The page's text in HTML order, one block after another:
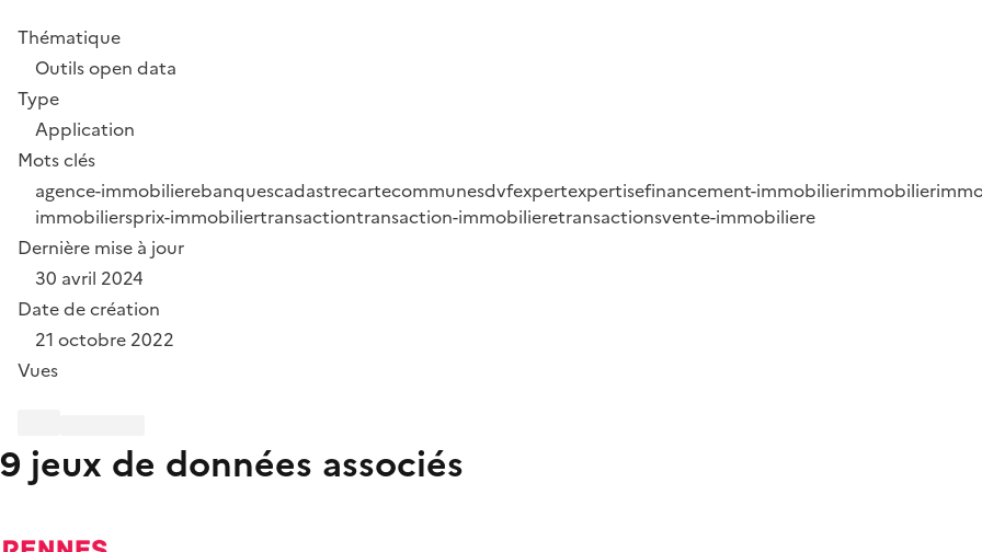
Thématique
Outils open data
Type
Application
Mots clés
agence-immobilierebanquescadastrecartecommunesdvfexpertexpertisefinancement-immobilierimmobilier
immobiliersprix-immobiliertransactiontransaction-immobilieretransactionsvente-immobiliere
Dernière mise à jour
30 avril 2024
Date de création
21 octobre 2022
Vues
9 jeux de données associés